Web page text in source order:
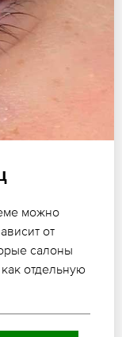
можно
от
салоны
отдельную